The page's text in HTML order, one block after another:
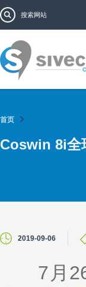
搜索表单
首页
Coswin 8i全
2019-09-06
7月26